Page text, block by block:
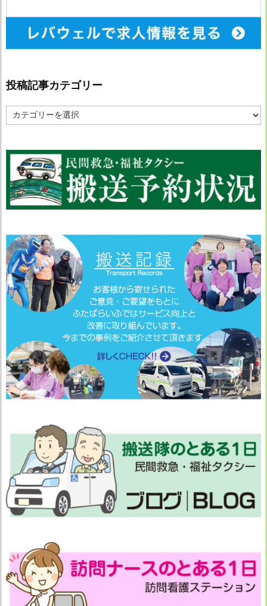
投稿記事カテゴリー
稿
カ
ゴ
リ
ー